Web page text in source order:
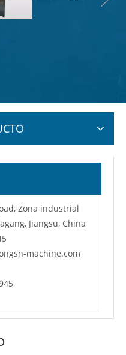
Zona industrial
Jiangsu, China
machine.com